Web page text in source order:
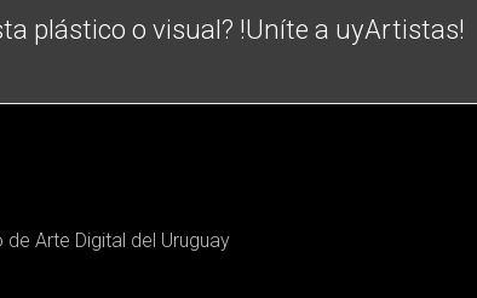
plástico o visual? !Uníte a uyArtistas!
de Arte Digital del Uruguay